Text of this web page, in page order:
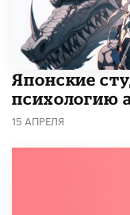
Японские
психологию
15 АПРЕЛЯ